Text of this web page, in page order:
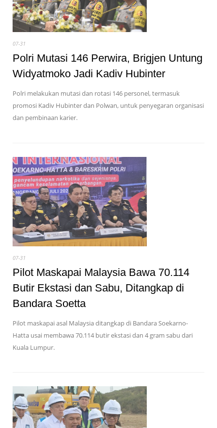
07-31
Polri Mutasi 146 Perwira, Brigjen Untung
Widyatmoko Jadi Kadiv Hubinter
Polri melakukan mutasi dan rotasi 146 personel, termasuk
promosi Kadiv Hubinter dan Polwan, untuk penyegaran organisasi
dan pembinaan karier.
07-31
Pilot Maskapai Malaysia Bawa 70.114
Butir Ekstasi dan Sabu, Ditangkap di
Bandara Soetta
Pilot maskapai asal Malaysia ditangkap di Bandara Soekarno-
Hatta usai membawa 70.114 butir ekstasi dan 4 gram sabu dari
Kuala Lumpur.